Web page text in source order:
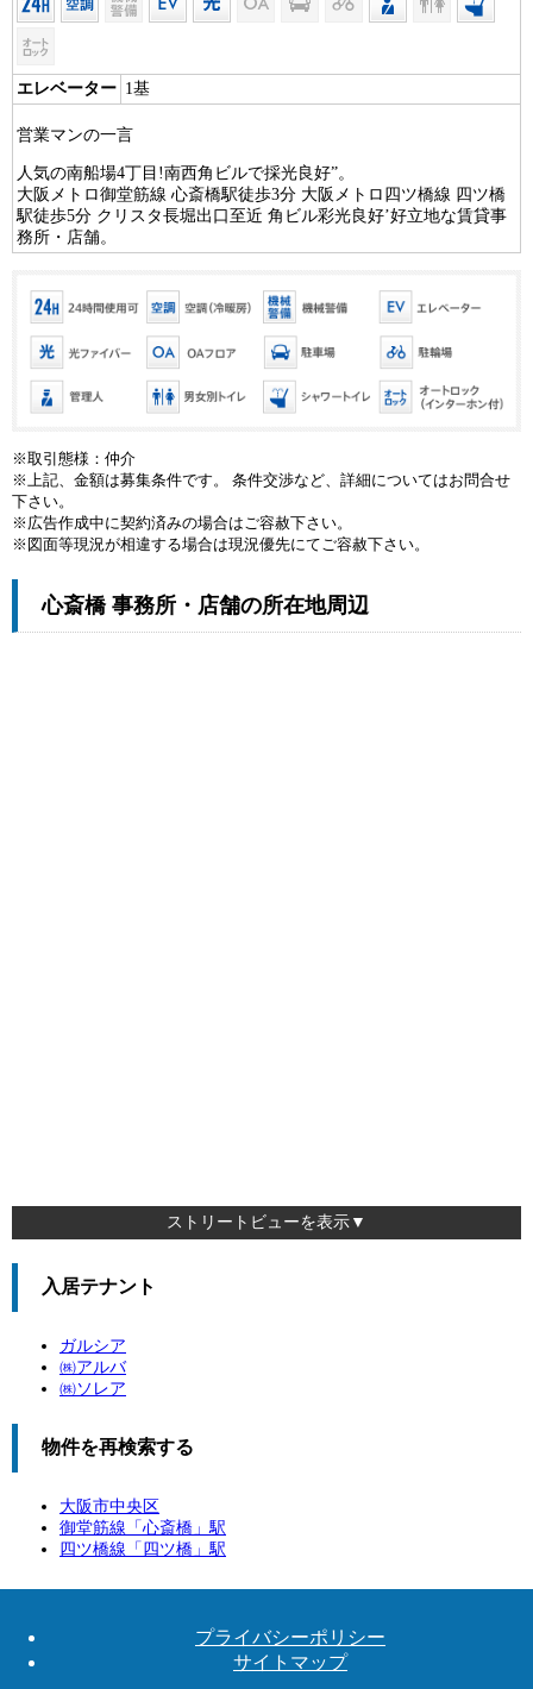
エレベーター 1基
営業マンの一言
人気の南船場4丁目!南西角ビルで採光良好”。
大阪メトロ御堂筋線 心斎橋駅徒歩3分 大阪メトロ四ツ橋線 四ツ橋
駅徒歩5分 クリスタ長堀出口至近 角ビル彩光良好’好立地な賃貸事
務所・店舗。
※取引態様：仲介
※上記、金額は募集条件です。 条件交渉など、詳細についてはお問合せ
下さい。
※広告作成中に契約済みの場合はご容赦下さい。
※図面等現況が相違する場合は現況優先にてご容赦下さい。
心斎橋 事務所・店舗の所在地周辺
ストリートビューを表示▼
入居テナント
ガルシア
㈱アルバ
㈱ソレア
物件を再検索する
大阪市中央区
御堂筋線「 心斎橋 」駅
四ツ橋線「 四ツ橋 」駅
プライバシーポリシー
サイトマップ